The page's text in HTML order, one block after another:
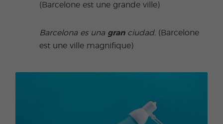
(Barcelone est une grande ville)
Barcelona es una granciudad. (Barcelone
est une ville magnifique)